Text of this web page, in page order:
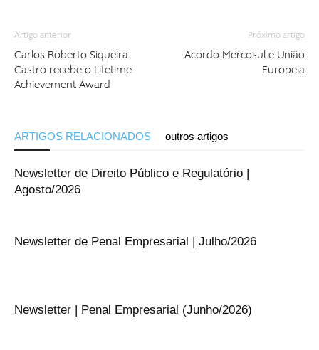
Artigo anterior
Carlos Roberto Siqueira
Castro recebe o Lifetime
Achievement Award
Próximo artigo
Acordo Mercosul e União
Europeia
ARTIGOS RELACIONADOS outros artigos
Newsletter de Direito Público e Regulatório |
Agosto/2026
Newsletter de Penal Empresarial | Julho/2026
Newsletter | Penal Empresarial (Junho/2026)